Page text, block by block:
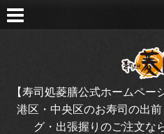
【寿司処菱膳公式ホームペー
港区・中央区のお寿司の出
グ・出張握りのご注文な